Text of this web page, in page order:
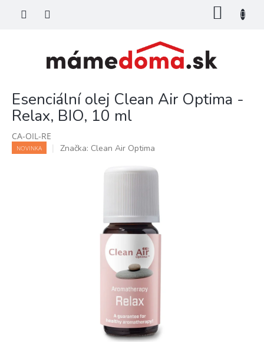
Esenciální olej Clean Air Optima -
Relax, BIO, 10 ml
CA-OIL-RE
NOVINKA Značka: Clean Air Optima